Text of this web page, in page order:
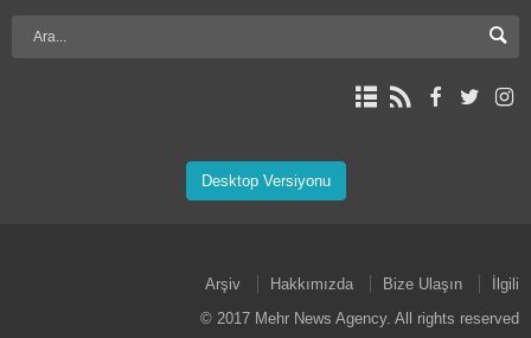
Desktop Versiyonu
Arşiv Hakkımızda Bize Ulaşın
İlgili
© 2017 Mehr News Agency. All rights reserved